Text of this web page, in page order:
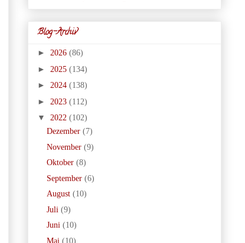
Blog-Archiv
► 2026 (86)
► 2025 (134)
► 2024 (138)
► 2023 (112)
▼ 2022 (102)
Dezember(7)
November(9)
Oktober(8)
September(6)
August(10)
Juli(9)
Juni(10)
Mai(10)